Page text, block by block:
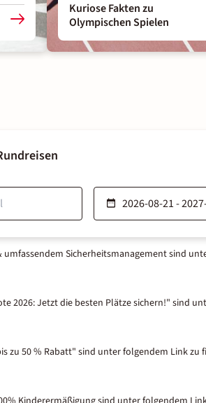
Kuriose Fakten zu
Olympischen Spielen
Sicherheitsmanagement sind
2026: Jetzt die besten Plätze sichern!" sind
zu 50 % Rabatt" sind unter folgendem Link zu